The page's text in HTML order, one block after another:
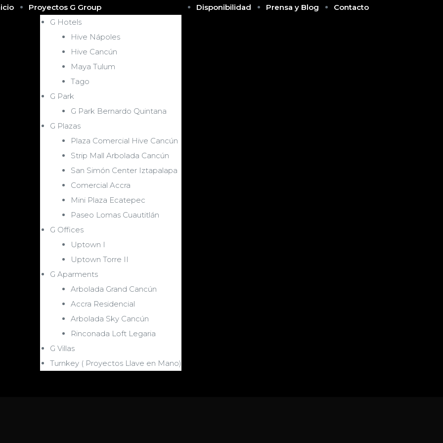
Proyectos G Group
G Hotels
Hive Nápoles
Hive Cancún
Maya Tulum
Tago
G Park
G Park Bernardo Quintana
G Plazas
Plaza Comercial Hive Cancún
Strip Mall Arbolada Cancún
San Simón Center Iztapalapa
Comercial Accra
Mini Plaza Ecatepec
Paseo Lomas Cuautitlán
G Offices
Uptown I
Uptown Torre II
G Aparments
Arbolada Grand Cancún
Accra Residencial
Arbolada Sky Cancún
Rinconada Loft Legaria
G Villas
Turnkey ( Proyectos Llave en Mano)
Disponibilidad Prensa y Blog Contacto